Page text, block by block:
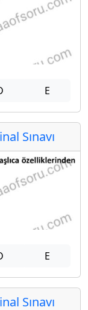
E
Sınavı
E
Sınavı